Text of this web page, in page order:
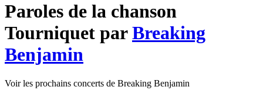
Paroles de la chanson
Tourniquet parBreaking
Benjamin
Voir les prochains concerts de Breaking Benjamin